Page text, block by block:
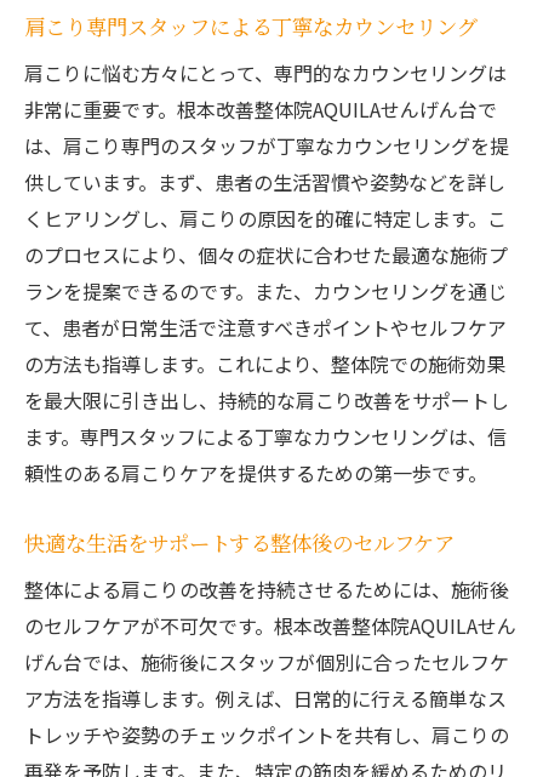
肩こりケアにおける最新の知識と技術
整体院選びで重視すべきポイント
肩こり解消に向けた個別プログラム
地域密着型で親しみやすい整体院
肩こり解消を目指すAQUILAのオーダーメイド施
術とは
肩こりの症状に合わせた個別施術プラン
オーダーメイド施術で効果的に肩こり解消
施術前後のフィードバックで改善を確認
整体院AQUILAの特別な施術手法
長期的な肩こり対策を提供するプラン
肩こりケアのための独自のアプローチ
門整体院
忙しくても通いやすい便利な立地
時間を有効に使える柔軟な施術プログラム
短時間で効果を実感できる施術内容
整体院AQUILAの予約システムの活用法
忙しい日常に最適な肩こりケア
肩こり専門スタッフによる丁寧なカウンセリング
肩こりに悩む方々にとって、専門的なカウンセリングは
非常に重要です。根本改善整体院AQUILAせんげん台で
は、肩こり専門のスタッフが丁寧なカウンセリングを提
供しています。まず、患者の生活習慣や姿勢などを詳し
くヒアリングし、肩こりの原因を的確に特定します。こ
のプロセスにより、個々の症状に合わせた最適な施術プ
ランを提案できるのです。また、カウンセリングを通じ
て、患者が日常生活で注意すべきポイントやセルフケア
の方法も指導します。これにより、整体院での施術効果
を最大限に引き出し、持続的な肩こり改善をサポートし
ます。専門スタッフによる丁寧なカウンセリングは、信
頼性のある肩こりケアを提供するための第一歩です。
快適な生活をサポートする整体後のセルフケア
整体による肩こりの改善を持続させるためには、施術後
のセルフケアが不可欠です。根本改善整体院AQUILAせん
げん台では、施術後にスタッフが個別に合ったセルフケ
ア方法を指導します。例えば、日常的に行える簡単なス
トレッチや姿勢のチェックポイントを共有し、肩こりの
再発を予防します。また、特定の筋肉を緩めるためのリ